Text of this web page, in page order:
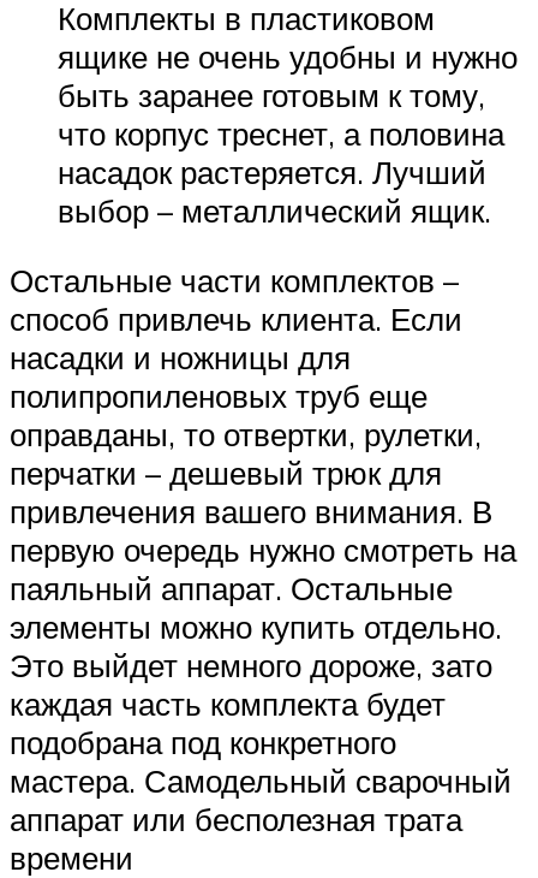
Комплекты в пластиковом
ящике не очень удобны и нужно
быть заранее готовым к тому,
что корпус треснет, а половина
насадок растеряется. Лучший
выбор – металлический ящик.
Остальные части комплектов –
способ привлечь клиента. Если
насадки и ножницы для
полипропиленовых труб еще
оправданы, то отвертки, рулетки,
перчатки – дешевый трюк для
привлечения вашего внимания. В
первую очередь нужно смотреть на
паяльный аппарат. Остальные
элементы можно купить отдельно.
Это выйдет немного дороже, зато
каждая часть комплекта будет
подобрана под конкретного
мастера. Самодельный сварочный
аппарат или бесполезная трата
времени